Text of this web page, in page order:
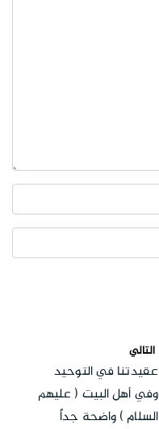
التالي
عقيدتنا في التوحيد
وفي أهل البيت ( عليهم
السلام ) واضحة جداً